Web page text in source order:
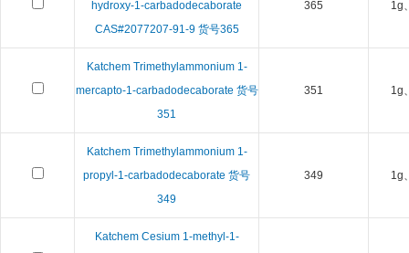
hydroxy-1-carbadodecaborate
CAS#2077207-91-9 货号365
365 1g
Katchem Trimethylammonium 1-
mercapto-1-carbadodecaborate 货号
351
351 1g
Katchem Trimethylammonium 1-
propyl-1-carbadodecaborate 货号
349
349 1g
Katchem Cesium 1-methyl-1-